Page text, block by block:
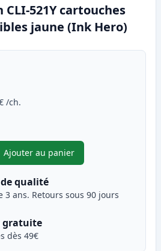
CLI-521Y cartouches
jaune (Ink Hero)
/ch.
ajuster
Ajouter au panier
,Pack de 2 Canon CLI-521Y
qualité
3 ans. Retours sous 90 jours
gratuite
dès 49€